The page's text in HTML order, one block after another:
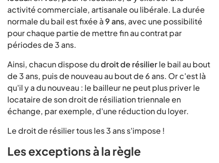
activité commerciale, artisanale ou libérale. La durée
normale du bail est fixée à9 ans, avec une possibilité
pour chaque partie de mettre fin au contrat par
périodes de 3 ans.
Ainsi, chacun dispose dudroit de résilierle bail au bout
de 3 ans, puis de nouveau au bout de 6 ans. Or c'est là
qu'il y a du nouveau : le bailleur ne peut plus priver le
locataire de son droit de résiliation triennale en
échange, par exemple, d'une réduction du loyer.
Le droit de résilier tous les 3 ans s'impose !
Les exceptions à la règle